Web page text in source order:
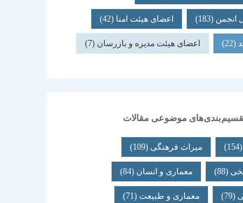
انجمن (183) اعضای هیئت امنا (42)
(22) اعضای هیئت مدیره و بازرسان (7)
موضوعی مقالات
میراث فرهنگی(109)
(88) معماری و انسان (84)
(79) معماری و طبیعت(71)